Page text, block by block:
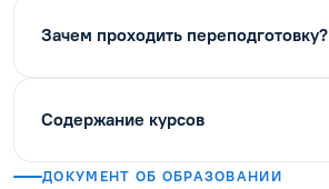
Зачем проходить переподготовку?
Содержание курсов
ДОКУМЕНТ ОБ ОБРАЗОВАНИИ